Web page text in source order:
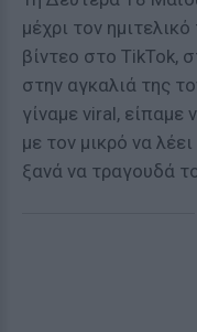
μέχρι τον
βίντεο στο TikTok,
στην αγκαλιά της
γίναμε viral, είπαμε
με τον μικρό να
ξανά να τραγουδά